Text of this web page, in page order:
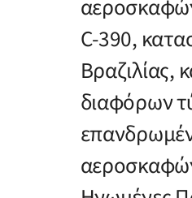
C-390,
Βραζιλίας,
διαφόρων